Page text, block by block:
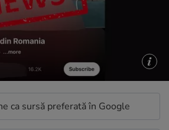
ca sursă preferată în Google